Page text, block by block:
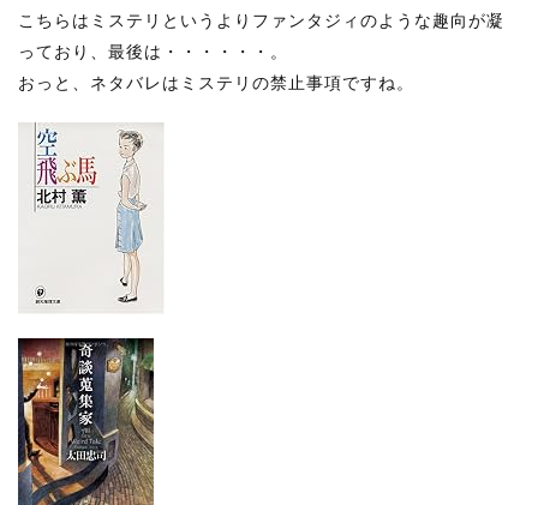
こちらはミステリというよりファンタジィのような趣向が凝
っており、最後は・・・・・・。
おっと、ネタバレはミステリの禁止事項ですね。